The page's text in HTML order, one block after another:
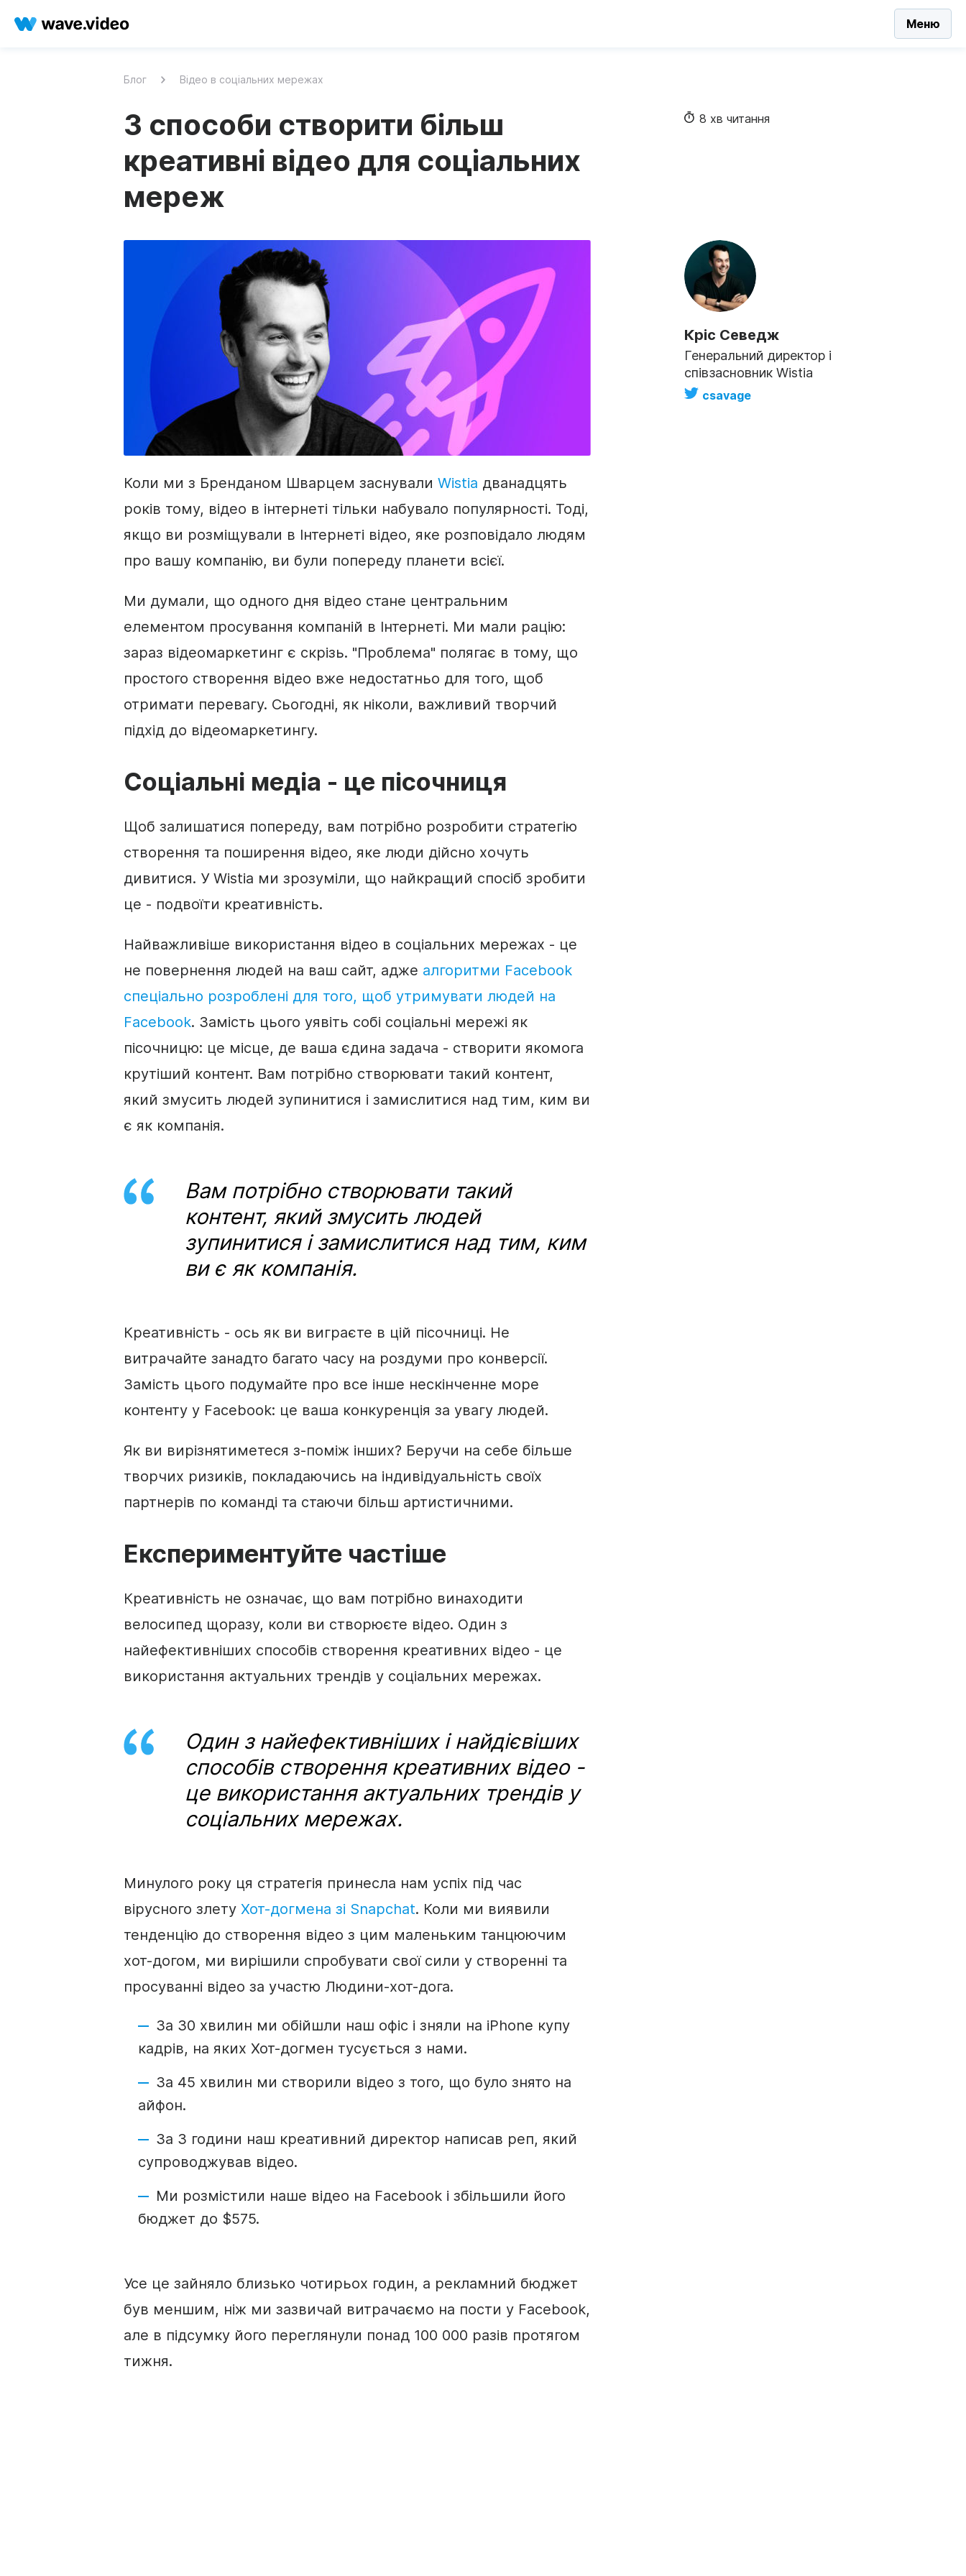
Меню
Блог Відео в соціальних мережах
3 способи створити більш
креативні відео для соціальних
мереж
8 хв читання
Кріс Севедж
Генеральний директор і
співзасновник Wistia
csavage
Коли ми з Бренданом Шварцем заснували Wistia дванадцять
років тому, відео в інтернеті тільки набувало популярності. Тоді,
якщо ви розміщували в Інтернеті відео, яке розповідало людям
про вашу компанію, ви були попереду планети всієї.
Ми думали, що одного дня відео стане центральним
елементом просування компаній в Інтернеті. Ми мали рацію:
зараз відеомаркетинг є скрізь. "Проблема" полягає в тому, що
простого створення відео вже недостатньо для того, щоб
отримати перевагу. Сьогодні, як ніколи, важливий творчий
підхід до відеомаркетингу.
Соціальні медіа - це пісочниця
Щоб залишатися попереду, вам потрібно розробити стратегію
створення та поширення відео, яке люди дійсно хочуть
дивитися. У Wistia ми зрозуміли, що найкращий спосіб зробити
це - подвоїти креативність.
Найважливіше використання відео в соціальних мережах - це
не повернення людей на ваш сайт, адже алгоритми Facebook
спеціально розроблені для того, щоб утримувати людей на
Facebook. Замість цього уявіть собі соціальні мережі як
пісочницю: це місце, де ваша єдина задача - створити якомога
крутіший контент. Вам потрібно створювати такий контент,
який змусить людей зупинитися і замислитися над тим, ким ви
є як компанія.
Вам потрібно створювати такий
контент, який змусить людей
зупинитися і замислитися над тим, ким
ви є як компанія.
Креативність - ось як ви виграєте в цій пісочниці. Не
витрачайте занадто багато часу на роздуми про конверсії.
Замість цього подумайте про все інше нескінченне море
контенту у Facebook: це ваша конкуренція за увагу людей.
Як ви вирізнятиметеся з-поміж інших? Беручи на себе більше
творчих ризиків, покладаючись на індивідуальність своїх
партнерів по команді та стаючи більш артистичними.
Експериментуйте частіше
Креативність не означає, що вам потрібно винаходити
велосипед щоразу, коли ви створюєте відео. Один з
найефективніших способів створення креативних відео - це
використання актуальних трендів у соціальних мережах.
Один з найефективніших і найдієвіших
способів створення креативних відео -
це використання актуальних трендів у
соціальних мережах.
Минулого року ця стратегія принесла нам успіх під час
вірусного злету Хот-догмена зі Snapchat. Коли ми виявили
тенденцію до створення відео з цим маленьким танцюючим
хот-догом, ми вирішили спробувати свої сили у створенні та
просуванні відео за участю Людини-хот-дога.
За 30 хвилин ми обійшли наш офіс і зняли на iPhone купу
кадрів, на яких Хот-догмен тусується з нами.
За 45 хвилин ми створили відео з того, що було знято на
айфон.
За 3 години наш креативний директор написав реп, який
супроводжував відео.
Ми розмістили наше відео на Facebook і збільшили його
бюджет до $575.
Усе це зайняло близько чотирьох годин, а рекламний бюджет
був меншим, ніж ми зазвичай витрачаємо на пости у Facebook,
але в підсумку його переглянули понад 100 000 разів протягом
тижня.